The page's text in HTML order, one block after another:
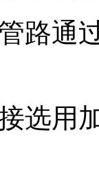
路通
选用